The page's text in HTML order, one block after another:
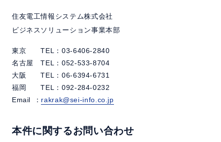
住友電工情報システム株式会社
ビジネスソリューション事業本部
東京 TEL：03-6406-2840
名古屋 TEL：052-533-8704
大阪 TEL：06-6394-6731
福岡 TEL：092-284-0232
Email
： rakrak@sei-info.co.jp
本件に関するお問い合わせ